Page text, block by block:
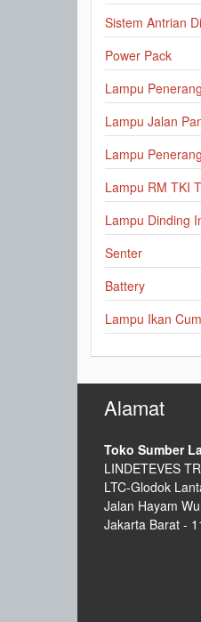
Sistem Antrian
Power Pack
Lampu
Lampu Jalan
Lampu
Lampu RM TKI
Lampu Dinding
Senter
Battery
Lampu Ikan
Alamat
Toko Sumber
LINDETEVES
LTC-Glodok
Jalan Hayam
Jakarta Barat -